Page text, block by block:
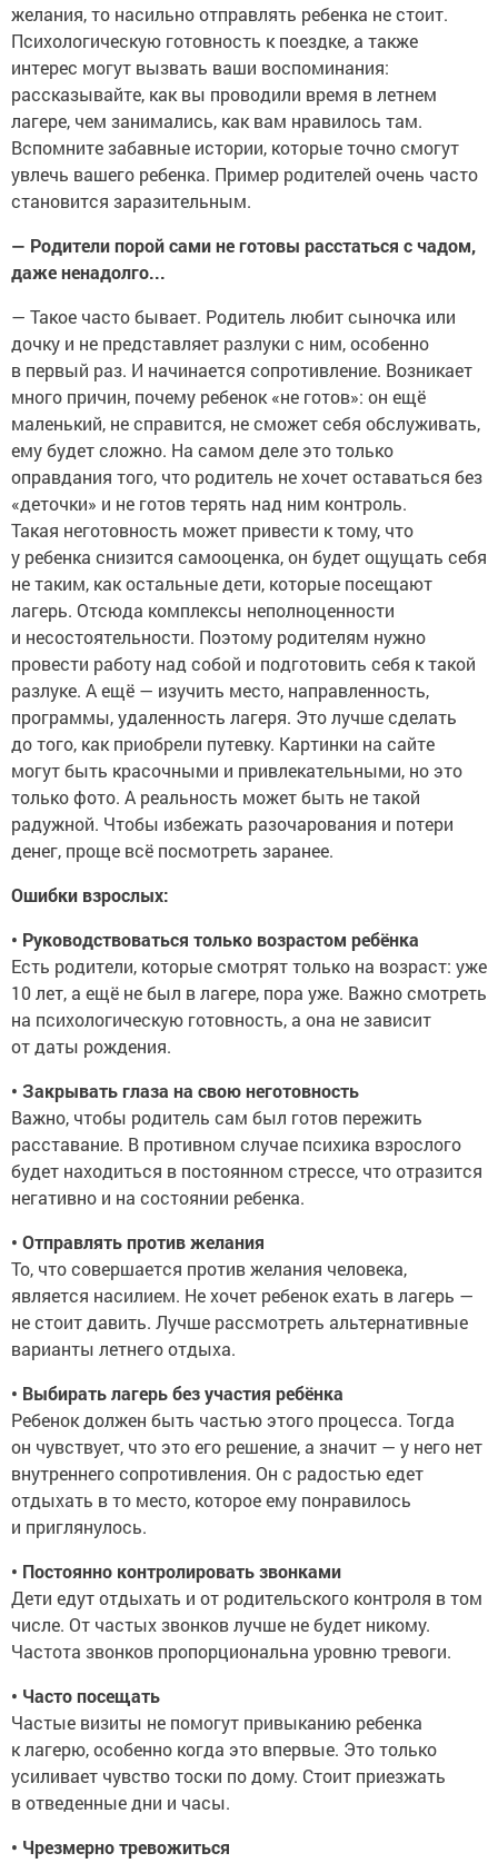
желания, то насильно отправлять ребенка не стоит.
Психологическую готовность к поездке, а также
интерес могут вызвать ваши воспоминания:
рассказывайте, как вы проводили время в летнем
лагере, чем занимались, как вам нравилось там.
Вспомните забавные истории, которые точно смогут
увлечь вашего ребенка. Пример родителей очень часто
становится заразительным.
— Родители порой сами не готовы расстаться с чадом,
даже ненадолго...
— Такое часто бывает. Родитель любит сыночка или
дочку и не представляет разлуки с ним, особенно
в первый раз. И начинается сопротивление. Возникает
много причин, почему ребенок «не готов»: он ещё
маленький, не справится, не сможет себя обслуживать,
ему будет сложно. На самом деле это только
оправдания того, что родитель не хочет оставаться без
«деточки» и не готов терять над ним контроль.
Такая неготовность может привести к тому, что
у ребенка снизится самооценка, он будет ощущать себя
не таким, как остальные дети, которые посещают
лагерь. Отсюда комплексы неполноценности
и несостоятельности. Поэтому родителям нужно
провести работу над собой и подготовить себя к такой
разлуке. А ещё — изучить место, направленность,
программы, удаленность лагеря. Это лучше сделать
до того, как приобрели путевку. Картинки на сайте
могут быть красочными и привлекательными, но это
только фото. А реальность может быть не такой
радужной. Чтобы избежать разочарования и потери
денег, проще всё посмотреть заранее.
Ошибки взрослых:
• Руководствоваться только возрастом ребёнка
Есть родители, которые смотрят только на возраст: уже
10 лет, а ещё не был в лагере, пора уже. Важно смотреть
на психологическую готовность, а она не зависит
от даты рождения.
• Закрывать глаза на свою неготовность
Важно, чтобы родитель сам был готов пережить
расставание. В противном случае психика взрослого
будет находиться в постоянном стрессе, что отразится
негативно и на состоянии ребенка.
• Отправлять против желания
То, что совершается против желания человека,
является насилием. Не хочет ребенок ехать в лагерь —
не стоит давить. Лучше рассмотреть альтернативные
варианты летнего отдыха.
• Выбирать лагерь без участия ребёнка
Ребенок должен быть частью этого процесса. Тогда
он чувствует, что это его решение, а значит — у него нет
внутреннего сопротивления. Он с радостью едет
отдыхать в то место, которое ему понравилось
и приглянулось.
• Постоянно контролировать звонками
Дети едут отдыхать и от родительского контроля в том
числе. От частых звонков лучше не будет никому.
Частота звонков пропорциональна уровню тревоги.
• Часто посещать
Частые визиты не помогут привыканию ребенка
к лагерю, особенно когда это впервые. Это только
усиливает чувство тоски по дому. Стоит приезжать
в отведенные дни и часы.
• Чрезмерно тревожиться